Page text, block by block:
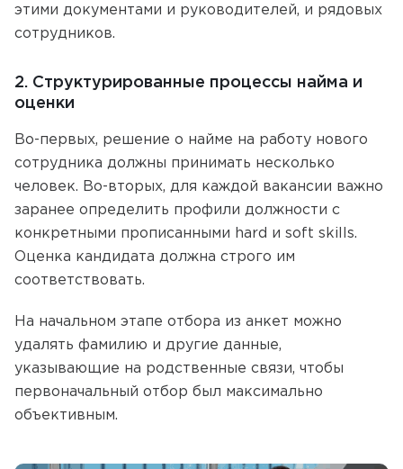
этими документами и руководителей, и рядовых
сотрудников.
2. Структурированные процессы найма и
оценки
Во-первых, решение о найме на работу нового
сотрудника должны принимать несколько
человек. Во-вторых, для каждой вакансии важно
заранее определить профили должности с
конкретными прописанными hard и soft skills.
Оценка кандидата должна строго им
соответствовать.
На начальном этапе отбора из анкет можно
удалять фамилию и другие данные,
указывающие на родственные связи, чтобы
первоначальный отбор был максимально
объективным.